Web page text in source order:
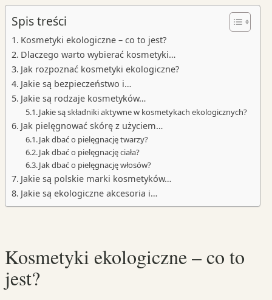
Spis treści
Kosmetyki ekologiczne – co to jest?
Dlaczego warto wybierać kosmetyki…
Jak rozpoznać kosmetyki ekologiczne?
Jakie są bezpieczeństwo i…
Jakie są rodzaje kosmetyków…
Jakie są składniki aktywne w kosmetykach ekologicznych?
Jak pielęgnować skórę z użyciem…
Jak dbać o pielęgnację twarzy?
Jak dbać o pielęgnację ciała?
Jak dbać o pielęgnację włosów?
Jakie są polskie marki kosmetyków…
Jakie są ekologiczne akcesoria i…
Kosmetyki ekologiczne – co to
jest?